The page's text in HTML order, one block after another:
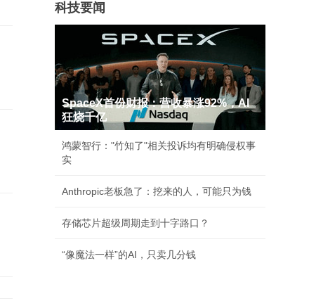
科技要闻
SpaceX首份财报：营收暴涨92%，AI
狂烧千亿
鸿蒙智行："竹知了"相关投诉均有明确侵权事
实
Anthropic老板急了：挖来的人，可能只为钱
存储芯片超级周期走到十字路口？
“像魔法一样”的AI，只卖几分钱